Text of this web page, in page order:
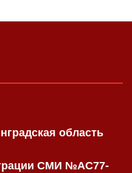
область
СМИ №AC77-